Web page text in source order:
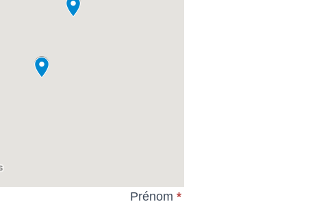
Prénom *